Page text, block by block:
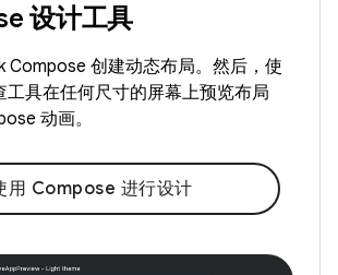
设计工具
Compose 创建动态布局。然后，使
工具在任何尺寸的屏幕上预览布局
动画。
用 Compose 进行设计